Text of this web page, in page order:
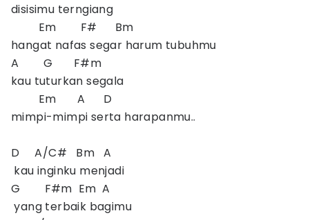
disisimu terngiang
Em F# Bm
hangat nafas segar harum tubuhmu
A G F#m
kau tuturkan segala
Em A D
mimpi-mimpi serta harapanmu..
D A/C# Bm A
kau inginku menjadi
G F#m Em A
yang terbaik bagimu